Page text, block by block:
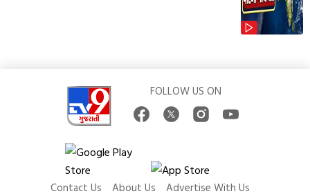
FOLLOW US ON
Contact Us About Us
Advertise With Us